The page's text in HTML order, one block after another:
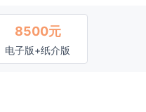
8500元
电子版+纸介版